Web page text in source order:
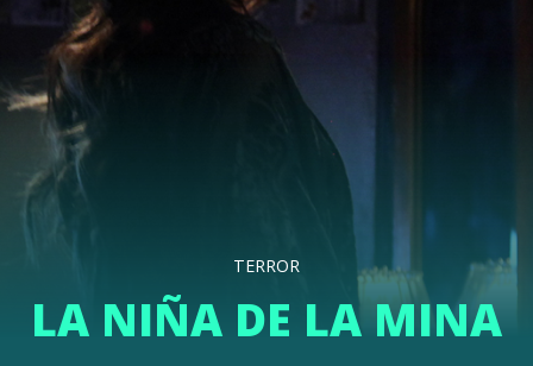
TERROR
LA NIÑA DE LA MINA